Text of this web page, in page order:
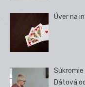
Úver na
Dátová